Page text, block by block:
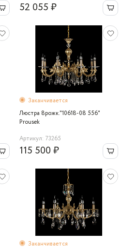
52 055 ₽
Заканчивается
Люстра 8рожк."10618-08 556"
Prousek
Артикул: 73265
115 500 ₽
Заканчивается